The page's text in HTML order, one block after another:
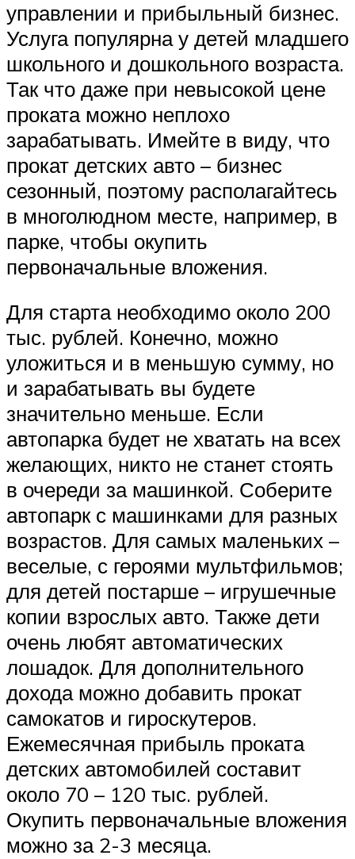
управлении и прибыльный бизнес.
Услуга популярна у детей младшего
школьного и дошкольного возраста.
Так что даже при невысокой цене
проката можно неплохо
зарабатывать. Имейте в виду, что
прокат детских авто – бизнес
сезонный, поэтому располагайтесь
в многолюдном месте, например, в
парке, чтобы окупить
первоначальные вложения.
Для старта необходимо около 200
тыс. рублей. Конечно, можно
уложиться и в меньшую сумму, но
и зарабатывать вы будете
значительно меньше. Если
автопарка будет не хватать на всех
желающих, никто не станет стоять
в очереди за машинкой. Соберите
автопарк с машинками для разных
возрастов. Для самых маленьких –
веселые, с героями мультфильмов;
для детей постарше – игрушечные
копии взрослых авто. Также дети
очень любят автоматических
лошадок. Для дополнительного
дохода можно добавить прокат
самокатов и гироскутеров.
Ежемесячная прибыль проката
детских автомобилей составит
около 70 – 120 тыс. рублей.
Окупить первоначальные вложения
можно за 2-3 месяца.